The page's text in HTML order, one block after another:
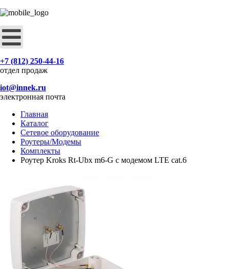
+7 (812) 250-44-16
отдел продаж
iot@innek.ru
электронная почта
Главная
Каталог
Сетевое оборудование
Роутеры/Модемы
Комплекты
Роутер Kroks Rt-Ubx m6-G с модемом LTE cat.6